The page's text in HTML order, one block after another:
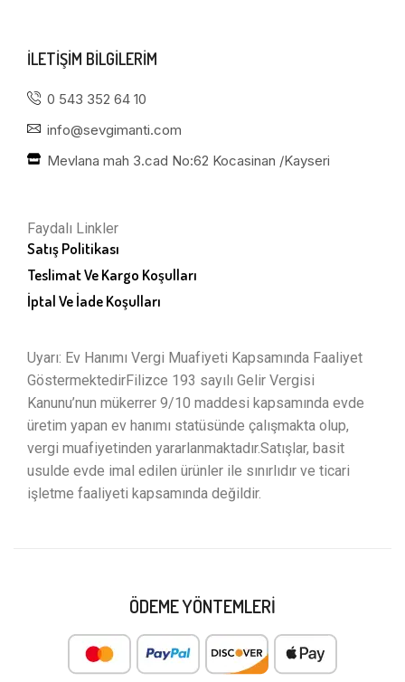
ILETIŞIM BILGILERIM
0 543 352 64 10
info@sevgimanti.com
Mevlana mah 3.cad No:62 Kocasinan /Kayseri
Faydalı Linkler
Satış Politikası
Teslimat Ve Kargo Koşulları
İptal Ve İade Koşulları
Uyarı: Ev Hanımı Vergi Muafiyeti Kapsamında Faaliyet
GöstermektedirFilizce 193 sayılı Gelir Vergisi
Kanunu’nun mükerrer 9/10 maddesi kapsamında evde
üretim yapan ev hanımı statüsünde çalışmakta olup,
vergi muafiyetinden yararlanmaktadır.Satışlar, basit
usulde evde imal edilen ürünler ile sınırlıdır ve ticari
işletme faaliyeti kapsamında değildir.
ÖDEME YÖNTEMLERI